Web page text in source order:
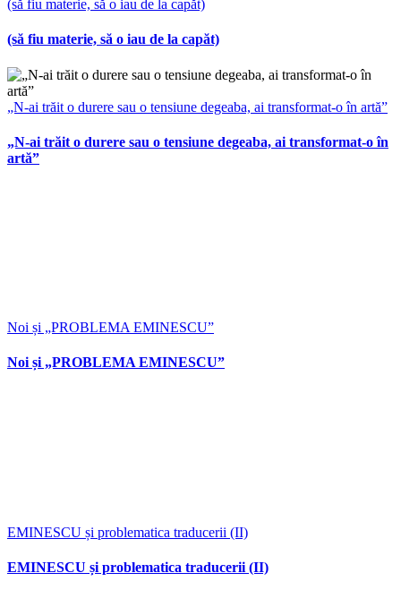
(să fiu materie, să o iau de la capăt)
(să fiu materie, să o iau de la capăt)
„N-ai trăit o durere sau o tensiune degeaba, ai transformat-o în artă”
„N-ai trăit o durere sau o tensiune degeaba, ai transformat-o în
artă”
Noi și „PROBLEMA EMINESCU”
Noi și „PROBLEMA EMINESCU”
EMINESCU și problematica traducerii (II)
EMINESCU și problematica traducerii (II)